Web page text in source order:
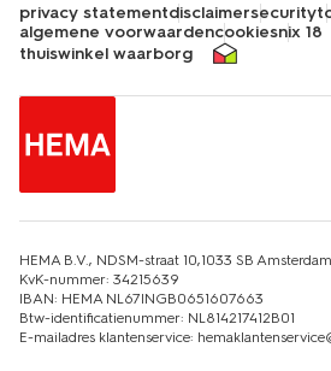
privacy statementdisclaimersecurity
algemene voorwaardencookiesnix 18
thuiswinkel waarborg
HEMA B.V., NDSM-straat 10,1033 SB Amsterdam
KvK-nummer: 34215639
IBAN: HEMA NL67INGB0651607663
Btw-identificatienummer: NL814217412B01
E-mailadres klantenservice: